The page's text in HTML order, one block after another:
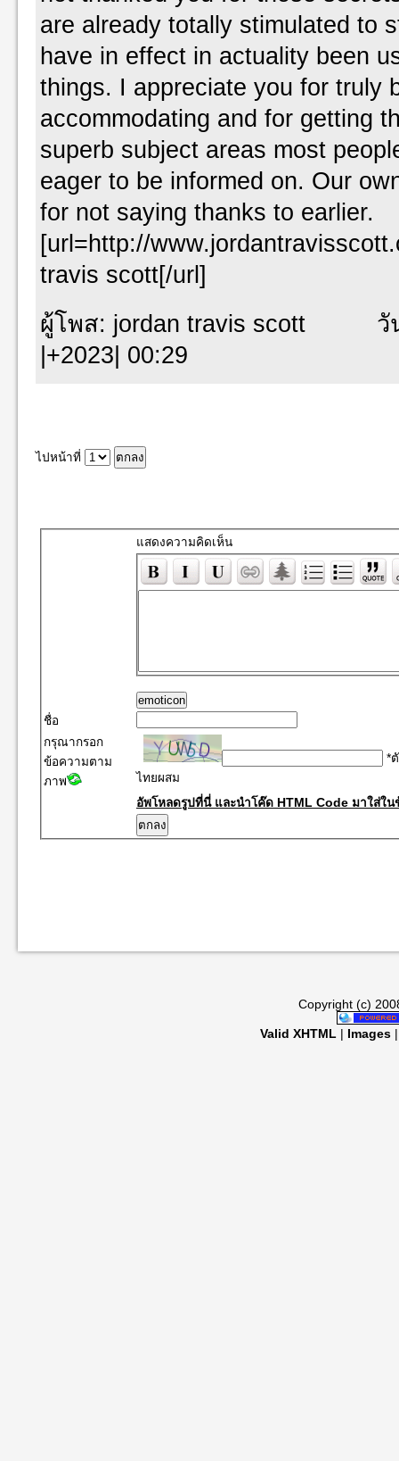
are already totally stimulated to
have in effect in actuality been
things. I appreciate you for truly
accommodating and for getting
superb subject areas most
eager to be informed on. Our
for not saying thanks to earlier.
[url=http://
travis scott[/url]
ผู้โพส: jordan travis scott วัน
|+2023| 00:29
ไปหน้าที่
แสดงความคิดเห็น
emoticon
ชื่อ
กรุณากรอก
ข้อความตาม
ภาพ
*
ไทยผสม
อัพโหลดรูปที่นี่ และนำโค๊ด HTML Code มาใส่ใน
Copyright (c)
Valid XHTML Images